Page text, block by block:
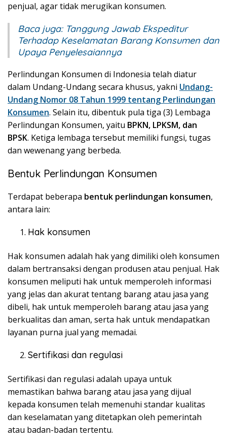
penjual, agar tidak merugikan konsumen.
Baca juga: Tanggung Jawab Ekspeditur
Terhadap Keselamatan Barang Konsumen dan
Upaya Penyelesaiannya
Perlindungan Konsumen di Indonesia telah diatur
dalam Undang-Undang secara khusus, yakni Undang-
Undang Nomor 08 Tahun 1999 tentang Perlindungan
Konsumen. Selain itu, dibentuk pula tiga (3) Lembaga
Perlindungan Konsumen, yaitu BPKN, LPKSM, dan
BPSK. Ketiga lembaga tersebut memiliki fungsi, tugas
dan wewenang yang berbeda.
Bentuk Perlindungan Konsumen
Terdapat beberapa bentuk perlindungan konsumen,
antara lain:
Hak konsumen
Hak konsumen adalah hak yang dimiliki oleh konsumen
dalam bertransaksi dengan produsen atau penjual. Hak
konsumen meliputi hak untuk memperoleh informasi
yang jelas dan akurat tentang barang atau jasa yang
dibeli, hak untuk memperoleh barang atau jasa yang
berkualitas dan aman, serta hak untuk mendapatkan
layanan purna jual yang memadai.
Sertifikasi dan regulasi
Sertifikasi dan regulasi adalah upaya untuk
memastikan bahwa barang atau jasa yang dijual
kepada konsumen telah memenuhi standar kualitas
dan keselamatan yang ditetapkan oleh pemerintah
atau badan-badan tertentu.